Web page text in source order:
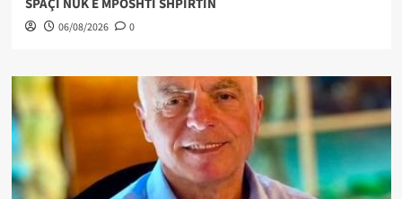
SPAÇI NUK E MPOSHTI SHPIRTIN
06/08/2026 0